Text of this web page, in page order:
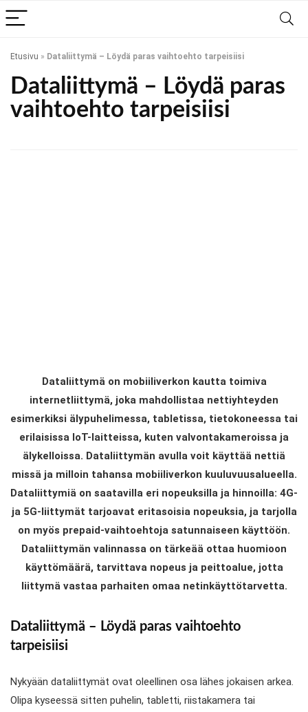
Etusivu » Dataliittymä – Löydä paras vaihtoehto tarpeisiisi
Dataliittymä – Löydä paras
vaihtoehto tarpeisiisi
Dataliittymä on mobiiliverkon kautta toimiva
internetliittymä, joka mahdollistaa nettiyhteyden
esimerkiksi älypuhelimessa, tabletissa, tietokoneessa tai
erilaisissa IoT-laitteissa, kuten valvontakameroissa ja
älykelloissa. Dataliittymän avulla voit käyttää nettiä
missä ja milloin tahansa mobiiliverkon kuuluvuusalueella.
Dataliittymiä on saatavilla eri nopeuksilla ja hinnoilla: 4G-
ja 5G-liittymät tarjoavat eritasoisia nopeuksia, ja tarjolla
on myös prepaid-vaihtoehtoja satunnaiseen käyttöön.
Dataliittymän valinnassa on tärkeää ottaa huomioon
käyttömäärä, tarvittava nopeus ja peittoalue, jotta
liittymä vastaa parhaiten omaa netinkäyttötarvetta.
Dataliittymä – Löydä paras vaihtoehto
tarpeisiisi
Nykyään dataliittymät ovat oleellinen osa lähes jokaisen arkea.
Olipa kyseessä sitten puhelin, tabletti, riistakamera tai